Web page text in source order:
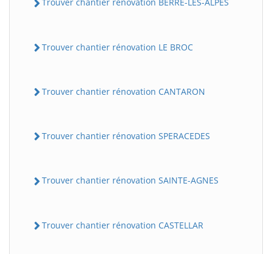
Trouver chantier rénovation LE BROC
Trouver chantier rénovation CANTARON
Trouver chantier rénovation SPERACEDES
Trouver chantier rénovation SAINTE-AGNES
Trouver chantier rénovation CASTELLAR